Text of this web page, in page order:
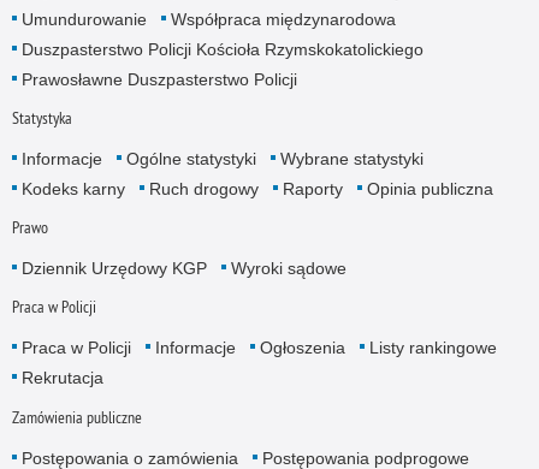
Umundurowanie
Współpraca międzynarodowa
Duszpasterstwo Policji Kościoła Rzymskokatolickiego
Prawosławne Duszpasterstwo Policji
Statystyka
Informacje Ogólne statystyki
Wybrane statystyki
Kodeks karny
Ruch drogowy Raporty Opinia publiczna
Prawo
Dziennik Urzędowy KGP Wyroki sądowe
Praca w Policji
Praca w Policji Informacje Ogłoszenia
Listy rankingowe
Rekrutacja
Zamówienia publiczne
Postępowania o zamówienia
Postępowania podprogowe